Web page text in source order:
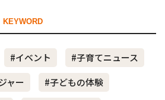
KEYWORD
#イベント
#子育てニュース
ャー
#子どもの体験